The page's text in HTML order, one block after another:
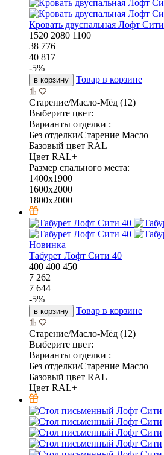
Кровать двуспальная Лофт Сити
1520 2080 1100
38 776
40 817
-5%
в корзину Товар в корзине
Старение/Масло-Мёд (12)
Выберите цвет:
Варианты отделки :
Без отделки/Старение Масло
Базовый цвет RAL
Цвет RAL+
Размер спального места:
1400x1900
1600x2000
1800x2000
Новинка
Табурет Лофт Сити 40
400 400 450
7 262
7 644
-5%
в корзину Товар в корзине
Старение/Масло-Мёд (12)
Выберите цвет:
Варианты отделки :
Без отделки/Старение Масло
Базовый цвет RAL
Цвет RAL+